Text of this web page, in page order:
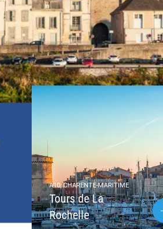
A10, CHARENTE-MARITIME
Tours de La
Rochelle